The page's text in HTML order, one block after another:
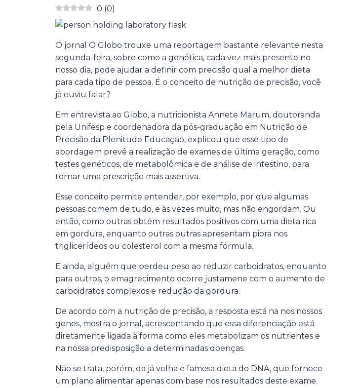
0 (0)
O jornal O Globo trouxe uma reportagem bastante relevante nesta
segunda-feira, sobre como a genética, cada vez mais presente no
nosso dia, pode ajudar a definir com precisão qual a melhor dieta
para cada tipo de pessoa. É o conceito de nutrição de precisão, você
já ouviu falar?
Em entrevista ao Globo, a nutricionista Annete Marum, doutoranda
pela Unifesp e coordenadora da pós-graduação em Nutrição de
Precisão da Plenitude Educação, explicou que esse tipo de
abordagem prevê a realização de exames de última geração, como
testes genéticos, de metabolômica e de análise de intestino, para
tornar uma prescrição mais assertiva.
Esse conceito permite entender, por exemplo, por que algumas
pessoas comem de tudo, e às vezes muito, mas não engordam. Ou
então, como outras obtém resultados positivos com uma dieta rica
em gordura, enquanto outras outras apresentam piora nos
triglicerídeos ou colesterol com a mesma fórmula.
E ainda, alguém que perdeu peso ao reduzir carboidratos, enquanto
para outros, o emagrecimento ocorre justamene com o aumento de
carboidratos complexos e redução da gordura.
De acordo com a nutrição de precisão, a resposta está na nos nossos
genes, mostra o jornal, acrescentando que essa diferenciação está
diretamente ligada à forma como eles metabolizam os nutrientes e
na nossa predisposição a determinadas doenças.
Não se trata, porém, da já velha e famosa dieta do DNA, que fornece
um plano alimentar apenas com base nos resultados deste exame.